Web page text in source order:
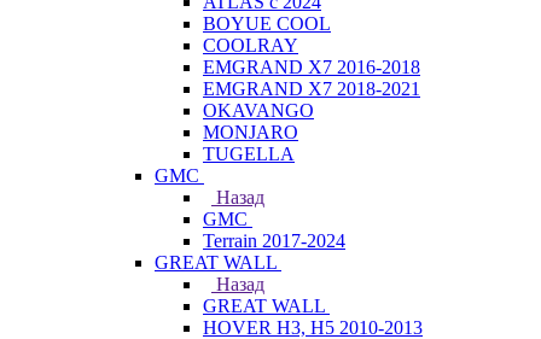
BOYUE COOL
COOLRAY
EMGRAND X7 2016-2018
EMGRAND X7 2018-2021
OKAVANGO
MONJARO
TUGELLA
GMC
Назад
GMC
Terrain 2017-2024
GREAT WALL
Назад
GREAT WALL
HOVER H3, H5 2010-2013